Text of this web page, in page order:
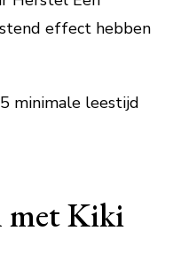
effect hebben
5 minimale leestijd
met Kiki